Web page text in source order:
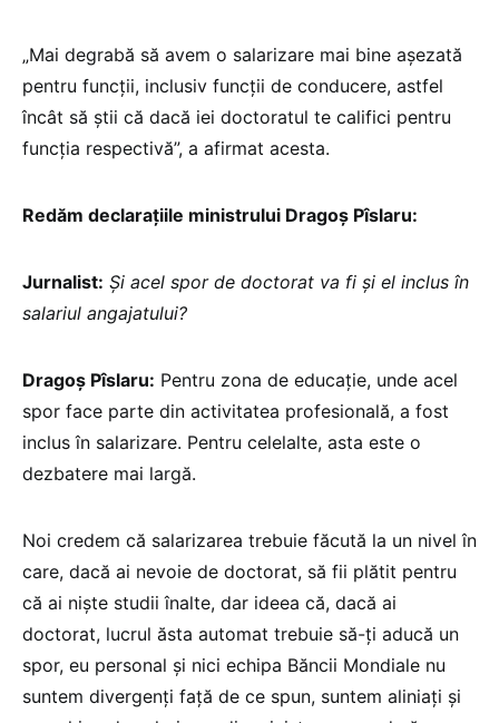
„Mai degrabă să avem o salarizare mai bine așezată
pentru funcții, inclusiv funcții de conducere, astfel
încât să știi că dacă iei doctoratul te califici pentru
funcția respectivă”, a afirmat acesta.
Redăm declarațiile ministrului Dragoș Pîslaru:
Jurnalist: Și acel spor de doctorat va fi și el inclus în
salariul angajatului?
Dragoș Pîslaru: Pentru zona de educație, unde acel
spor face parte din activitatea profesională, a fost
inclus în salarizare. Pentru celelalte, asta este o
dezbatere mai largă.
Noi credem că salarizarea trebuie făcută la un nivel în
care, dacă ai nevoie de doctorat, să fii plătit pentru
că ai niște studii înalte, dar ideea că, dacă ai
doctorat, lucrul ăsta automat trebuie să-ți aducă un
spor, eu personal și nici echipa Băncii Mondiale nu
suntem divergenți față de ce spun, suntem aliniați și